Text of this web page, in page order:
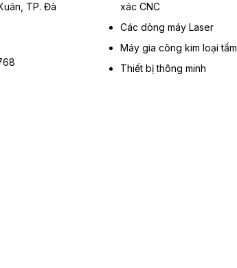
TP. Đà
xác CNC
Các dòng máy Laser
Máy gia công kim loại tấm
Thiết bị thông minh